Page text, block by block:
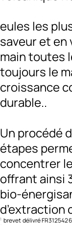
eules les
saveur et
main toutes
toujours le
croissance
durable..
Un procédé
étapes
concentrer
offrant ainsi
bio-
d’extraction
1 brevet délivré FR3125426